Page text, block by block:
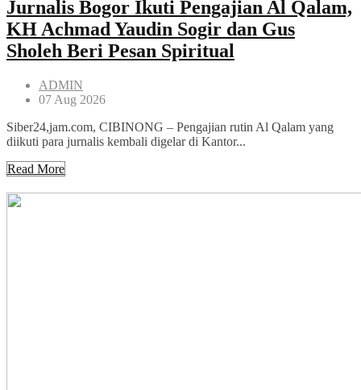
Jurnalis Bogor Ikuti Pengajian Al Qalam,
KH Achmad Yaudin Sogir dan Gus
Sholeh Beri Pesan Spiritual
ADMIN
07 Aug 2026
Siber24,jam.com, CIBINONG – Pengajian rutin Al Qalam yang
diikuti para jurnalis kembali digelar di Kantor...
Read More